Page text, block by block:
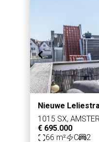
Nieuwe
1015 SX,
€ 695.000
66 m²
C 2